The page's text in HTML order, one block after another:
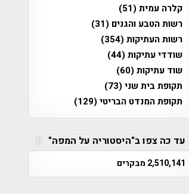
קלרה עמית(51)
רשות הטבע והגנים (31)
רשות העתיקות(354)
שודדי עתיקות(44)
שוד עתיקות(60)
תקופת בית שני(73)
תקופת המנדט הבריטי(129)
עד כה צפו ב"היסטוריה על המפה"
2,510,141 מבקרים